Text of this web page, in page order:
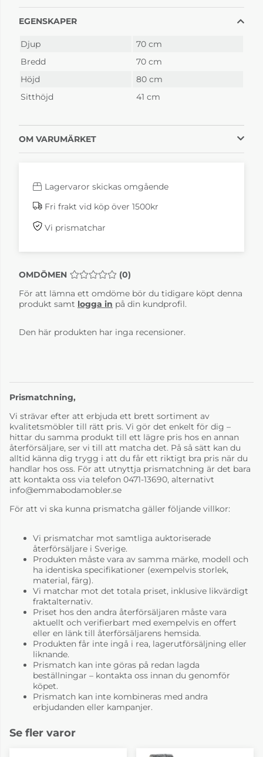
EGENSKAPER
Djup
70 cm
Bredd
70 cm
Höjd
80 cm
Sitthöjd
41 cm
OM VARUMÄRKET
Lagervaror skickas omgående
Fri frakt vid köp över 1500kr
Vi prismatchar
OMDÖMEN MEDELBETYG 0 AV 5 ANTAL BETYG 0
(0)
För att lämna ett omdöme bör du tidigare köpt denna
produkt samt logga in på din kundprofil.
Den här produkten har inga recensioner.
Prismatchning,
Vi strävar efter att erbjuda ett brett sortiment av
kvalitetsmöbler till rätt pris. Vi gör det enkelt för dig –
hittar du samma produkt till ett lägre pris hos en annan
återförsäljare, ser vi till att matcha det. På så sätt kan du
alltid känna dig trygg i att du får ett riktigt bra pris när du
handlar hos oss. För att utnyttja prismatchning är det bara
att kontakta oss via telefon 0471-13690, alternativt
info@emmabodamobler.se
För att vi ska kunna prismatcha gäller följande villkor:
Vi prismatchar mot samtliga auktoriserade
återförsäljare i Sverige.
Produkten måste vara av samma märke, modell och
ha identiska specifikationer (exempelvis storlek,
material, färg).
Vi matchar mot det totala priset, inklusive likvärdigt
fraktalternativ.
Priset hos den andra återförsäljaren måste vara
aktuellt och verifierbart med exempelvis en offert
eller en länk till återförsäljarens hemsida.
Produkten får inte ingå i rea, lagerutförsäljning eller
liknande.
Prismatch kan inte göras på redan lagda
beställningar – kontakta oss innan du genomför
köpet.
Prismatch kan inte kombineras med andra
erbjudanden eller kampanjer.
Se fler varor